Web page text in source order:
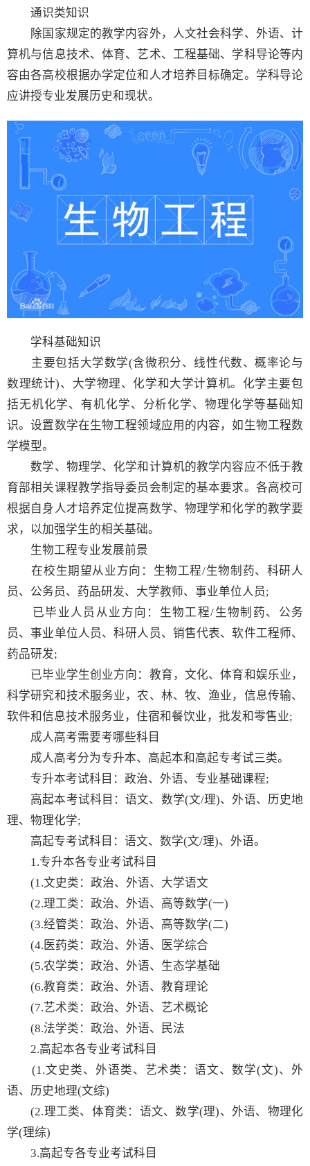
通识类知识
除国家规定的教学内容外，人文社会科学、外语、计
算机与信息技术、体育、艺术、工程基础、学科导论等内
容由各高校根据办学定位和人才培养目标确定。学科导论
应讲授专业发展历史和现状。
学科基础知识
主要包括大学数学(含微积分、线性代数、概率论与
数理统计)、大学物理、化学和大学计算机。化学主要包
括无机化学、有机化学、分析化学、物理化学等基础知
识。设置数学在生物工程领域应用的内容，如生物工程数
学模型。
数学、物理学、化学和计算机的教学内容应不低于教
育部相关课程教学指导委员会制定的基本要求。各高校可
根据自身人才培养定位提高数学、物理学和化学的教学要
求，以加强学生的相关基础。
生物工程专业发展前景
在校生期望从业方向：生物工程/生物制药、科研人
员、公务员、药品研发、大学教师、事业单位人员;
已毕业人员从业方向：生物工程/生物制药、公务
员、事业单位人员、科研人员、销售代表、软件工程师、
药品研发;
已毕业学生创业方向：教育，文化、体育和娱乐业，
科学研究和技术服务业，农、林、牧、渔业，信息传输、
软件和信息技术服务业，住宿和餐饮业，批发和零售业;
成人高考需要考哪些科目
成人高考分为专升本、高起本和高起专考试三类。
专升本考试科目：政治、外语、专业基础课程;
高起本考试科目：语文、数学(文/理)、外语、历史地
理、物理化学;
高起专考试科目：语文、数学(文/理)、外语。
1.专升本各专业考试科目
(1.文史类：政治、外语、大学语文
(2.理工类：政治、外语、高等数学(一)
(3.经管类：政治、外语、高等数学(二)
(4.医药类：政治、外语、医学综合
(5.农学类：政治、外语、生态学基础
(6.教育类：政治、外语、教育理论
(7.艺术类：政治、外语、艺术概论
(8.法学类：政治、外语、民法
2.高起本各专业考试科目
(1.文史类、外语类、艺术类：语文、数学(文)、外
语、历史地理(文综)
(2.理工类、体育类：语文、数学(理)、外语、物理化
学(理综)
3.高起专各专业考试科目